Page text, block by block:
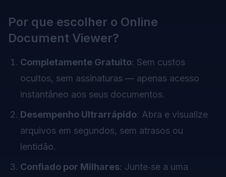
Por que escolher o Online
Document Viewer?
Completamente Gratuito: Sem custos
ocultos, sem assinaturas — apenas acesso
instantâneo aos seus documentos.
Desempenho Ultrarrápido: Abra e visualize
arquivos em segundos, sem atrasos ou
lentidão.
Confiado por Milhares: Junte‑se a uma